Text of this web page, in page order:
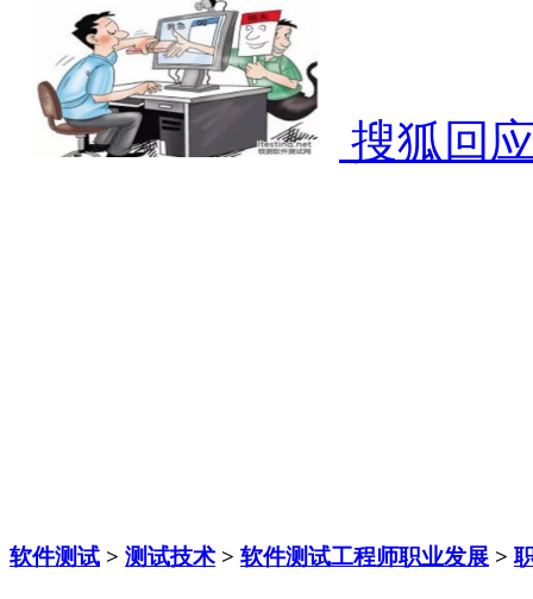
搜狐回
软件测试 > 测试技术 > 软件测试工程师职业发展 >